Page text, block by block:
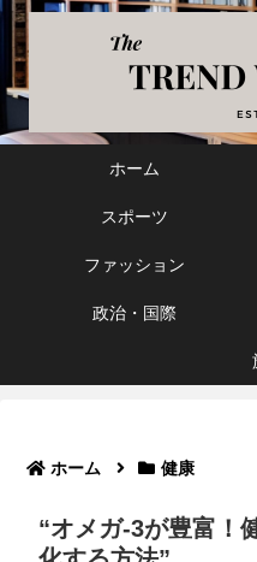
ホーム
スポーツ
ファッション
政治・国際
ホーム 健康
“オメガ-3が豊富！